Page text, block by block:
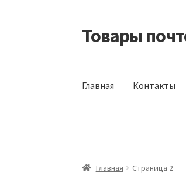
Перейти
к
Перейти
к
Товары
Главная Контакты
Главная Страница 2